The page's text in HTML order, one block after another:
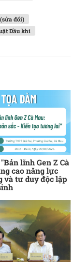
đổi)
Dầu khí
lĩnh Gen Z Cà
cao năng lực
và tư duy độc lập